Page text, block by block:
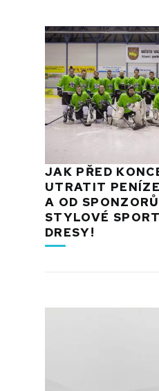
JAK PŘED
UTRATIT
A OD
STYLOVÉ
DRESY!